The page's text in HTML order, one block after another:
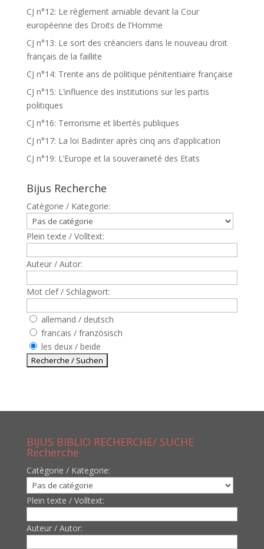
CJ n°12: Le règlement amiable devant la Cour
européenne des Droits de l’Homme
CJ n°13: Le sort des créanciers dans le nouveau droit
français de la faillite
CJ n°14: Trente ans de politique pénitentiaire française
CJ n°15: L’influence des institutions sur les partis
politiques
CJ n°16: Terrorisme et libertés publiques
CJ n°17: La loi Badinter après cinq ans d’application
CJ n°19: L’Europe et la souveraineté des Etats
Bijus Recherche
Catègorie / Kategorie:
Plein texte / Volltext:
Auteur / Autor:
Mot clef / Schlagwort:
allemand / deutsch
francais / französisch
les deux / beide
BIJUS BIBLIO RECHERCHE/ SUCHE
Recherche
Catègorie / Kategorie:
Plein texte / Volltext:
Auteur / Autor: